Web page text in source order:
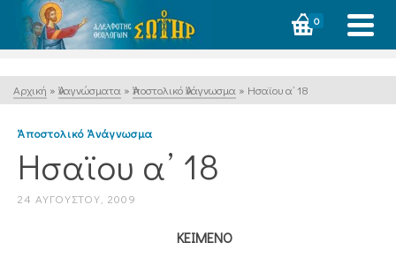
0
Αρχική » Ἀναγνώσματα » Ἀποστολικό Ἀνάγνωσμα » Ησαϊου α’ 18
Ἀποστολικό Ἀνάγνωσμα
Ησαϊου α’ 18
24 ΑΥΓΟΎΣΤΟΥ, 2009
ΚΕΙΜΕΝΟ